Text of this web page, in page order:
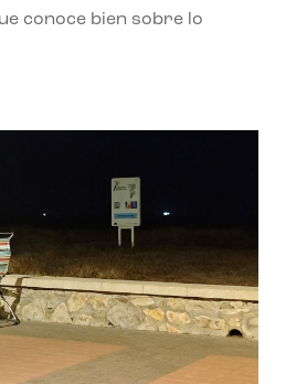
conoce bien sobre lo